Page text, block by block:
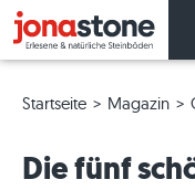
Startseite Magazin
Die fünf